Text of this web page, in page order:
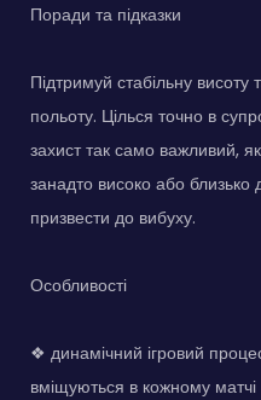
Поради та підказки
Підтримуй стабільну висоту
польоту. Цілься точно в
захист так само важливий,
занадто високо або близько
призвести до вибуху.
Особливості
❖ динамічний ігровий
вміщуються в кожному матчі